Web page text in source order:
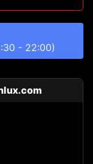
- 22:00)